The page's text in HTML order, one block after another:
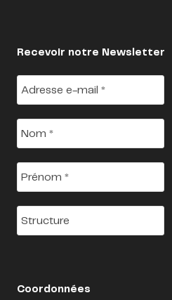
Recevoir notre Newsletter
e-
mail
Coordonnées